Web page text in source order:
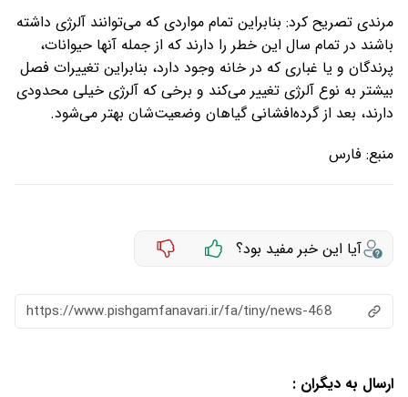
مرندی تصریح کرد: بنابراین تمام مواردی که می‌توانند آلرژی داشته
باشند در تمام سال این خطر را‌‌‌‌‌‌‌‌‌‌‌‌‌‌‌‌‌‌‌‌‌‌‌‌‌‌‌‌‌ دارند که از جمله آنها حیوانات،
پرندگان و یا غباری که در خانه وجود دارد، بنابراین تغییرات فصل
بیشتر به نوع آلرژی تغییر می‌کند و برخی که آلرژی خیلی محدودی
دارند، بعد از گرده‌افشانی گیاهان وضعیت‌شان بهتر می‌شود.
منبع: فارس
آیا این خبر مفید بود؟
https://www.pishgamfanavari.ir/fa/tiny/news-468
ارسال به دیگران :